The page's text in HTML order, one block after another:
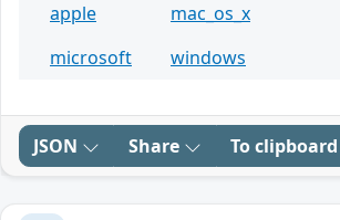
apple
mac_os_x
microsoft
windows
JSON Share To clipboard